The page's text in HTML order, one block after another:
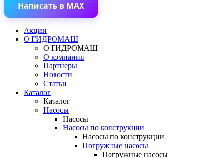
Написать в MAX
Акции
О ГИДРОМАШ
О ГИДРОМАШ
О компании
Партнеры
Новости
Статьи
Каталог
Каталог
Насосы
Насосы
Насосы по конструкции
Насосы по конструкции
Погружные насосы
Погружные насосы